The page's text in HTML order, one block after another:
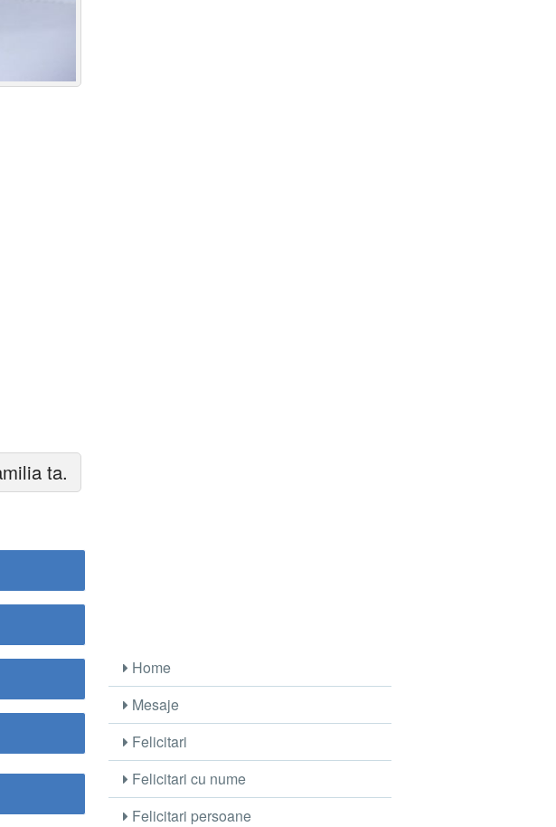
ta.
Home
Mesaje
Felicitari
Felicitari cu nume
Felicitari persoane